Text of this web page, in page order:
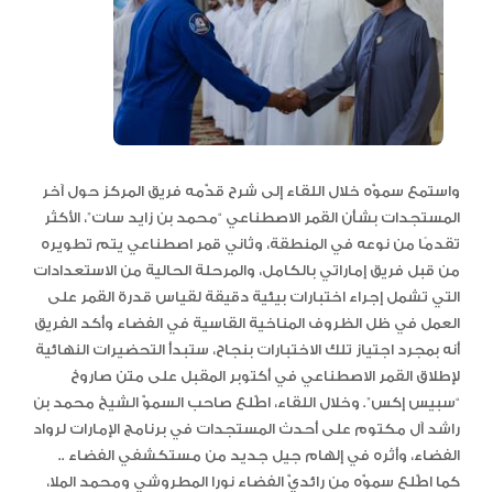
واستمع سموّه خلال اللقاء إلى شرح قدّمه فريق المركز حول آخر
المستجدات بشأن القمر الاصطناعي “محمد بن زايد سات”، الأكثر
تقدمًا من نوعه في المنطقة، وثاني قمر اصطناعي يتم تطويره
من قبل فريق إماراتي بالكامل، والمرحلة الحالية من الاستعدادات
التي تشمل إجراء اختبارات بيئية دقيقة لقياس قدرة القمر على
العمل في ظل الظروف المناخية القاسية في الفضاء وأكد الفريق
أنه بمجرد اجتياز تلك الاختبارات بنجاح، ستبدأ التحضيرات النهائية
لإطلاق القمر الاصطناعي في أكتوبر المقبل على متن صاروخ
“سبيس إكس”. وخلال اللقاء، اطّلع صاحب السموّ الشيخ محمد بن
راشد آل مكتوم على أحدث المستجدات في برنامج الإمارات لرواد
الفضاء، وأثره في إلهام جيل جديد من مستكشفي الفضاء ..
كما اطّلع سموّه من رائديّ الفضاء نورا المطروشي ومحمد الملا،